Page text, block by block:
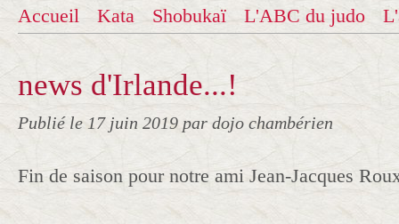
Accueil Kata Shobukaï L'ABC du judo
news d'Irlande...!
Publié le 17 juin 2019 par dojo chambérien
Fin de saison pour notre ami Jean-Jacques